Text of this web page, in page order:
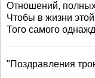
Отношений,
Чтобы в жизни
Того самого
"Поздравления